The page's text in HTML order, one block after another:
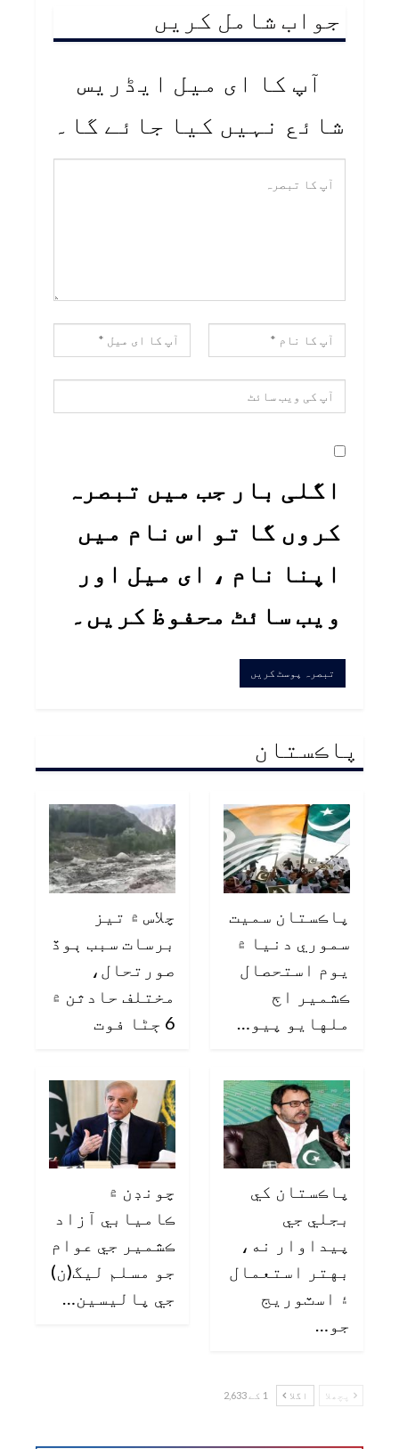
جواب شامل کریں
آپ کا ای میل ایڈریس
شائع نہیں کیا جائے گا۔
اگلی بار جب میں تبصرہ
کروں گا تو اس نام میں
اپنا نام ، ای میل اور
ویب سائٹ محفوظ کریں۔
پاڪستان
پاڪستان سميت
سموري دنيا ۾
يوم استحصال
ڪشمير اڄ
ملهايو پيو…
چلاس ۾ تيز
برسات سبب ٻوڏ
صورتحال،
مختلف حادثن ۾
6 ڄڻا فوت
پاڪستان کي
بجلي جي
پيداوار نه،
بهتر استعمال
۽ اسٽوريج
جو…
چونڊن ۾
ڪاميابي آزاد
ڪشمير جي عوام
جو مسلم ليگ(ن)
جي پاليسين…
پچھلا اگلا 1 کے 2,633